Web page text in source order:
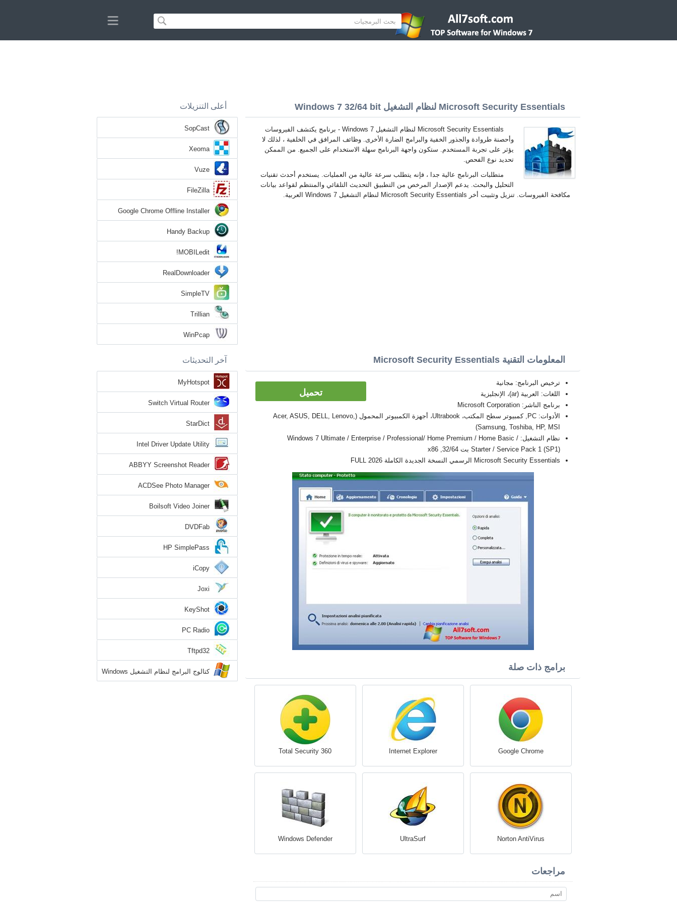
Microsoft Security Essentials لنظام التشغيل Windows 7 32/64 bit
Microsoft Security Essentials لنظام التشغيل Windows 7 - برنامج يكتشف الفيروسات
وأحصنة طروادة والجذور الخفية والبرامج الضارة الأخرى. وظائف المرافق في الخلفية ، لذلك لا
يؤثر على تجربة المستخدم. ستكون واجهة البرنامج سهلة الاستخدام على الجميع. من الممكن
تحديد نوع الفحص.
متطلبات البرنامج عالية جدا ، فإنه يتطلب سرعة عالية من العمليات. يستخدم أحدث تقنيات
التحليل والبحث. يدعم الإصدار المرخص من التطبيق التحديث التلقائي والمنتظم لقواعد بيانات
مكافحة الفيروسات. تنزيل وتثبيت أخر Microsoft Security Essentials لنظام التشغيل Windows 7 العربية.
المعلومات التقنية Microsoft Security Essentials
تحميل
ترخيص البرنامج: مجانية
اللغات: العربية (ar)، الإنجليزية
برنامج الناشر: Microsoft Corporation
الأدوات: PC, كمبيوتر سطح المكتب، Ultrabook، أجهزة الكمبيوتر المحمول (Acer, ASUS, DELL, Lenovo,
Samsung, Toshiba, HP, MSI)
نظام التشغيل: Windows 7 Ultimate / Enterprise / Professional/ Home Premium / Home Basic /
Starter / Service Pack 1 (SP1) بت 32/64, x86
Microsoft Security Essentials الرسمي النسخة الجديدة الكاملة FULL 2026
برامج ذات صلة
Google Chrome
Internet Explorer
360 Total Security
Norton AntiVirus
UltraSurf
Windows Defender
مراجعات
أعلى التنزيلات
SopCast
Xeoma
Vuze
FileZilla
Google Chrome Offline Installer
Handy Backup
MOBILedit!
RealDownloader
SimpleTV
Trillian
WinPcap
آخر التحديثات
MyHotspot
Switch Virtual Router
StarDict
Intel Driver Update Utility
ABBYY Screenshot Reader
ACDSee Photo Manager
Boilsoft Video Joiner
DVDFab
HP SimplePass
iCopy
Joxi
KeyShot
PC Radio
Tftpd32
كتالوج البرامج لنظام التشغيل Windows
7